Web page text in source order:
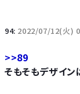
94: 2022/07/12(火)
>>89
そもそもデザイ